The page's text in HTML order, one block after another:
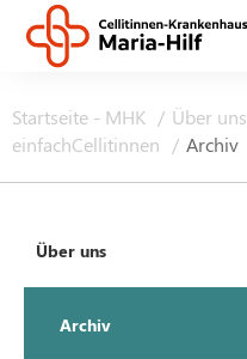
Startseite - MHK Über uns
einfachCellitinnen
Archiv
Über uns
Archiv